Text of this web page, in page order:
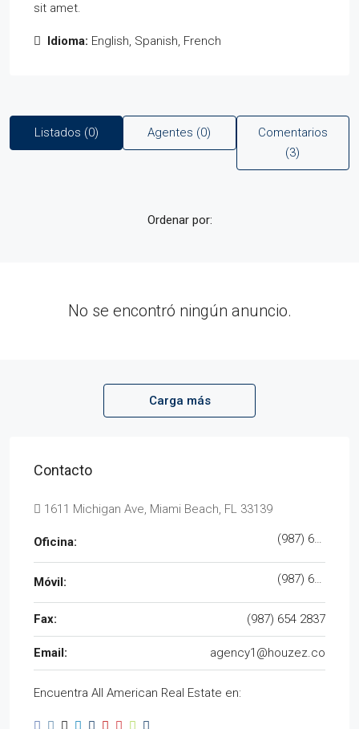
sit amet.
Idioma: English, Spanish, French
Listados (0) Agentes (0)
Comentarios
(3)
Ordenar por:
No se encontró ningún anuncio.
Carga más
Contacto
1611 Michigan Ave, Miami Beach, FL 33139
Oficina: (987) 654 1234
Móvil: (987) 654 8765
Fax: (987) 654 2837
Email: agency1@houzez.co
Encuentra All American Real Estate en: